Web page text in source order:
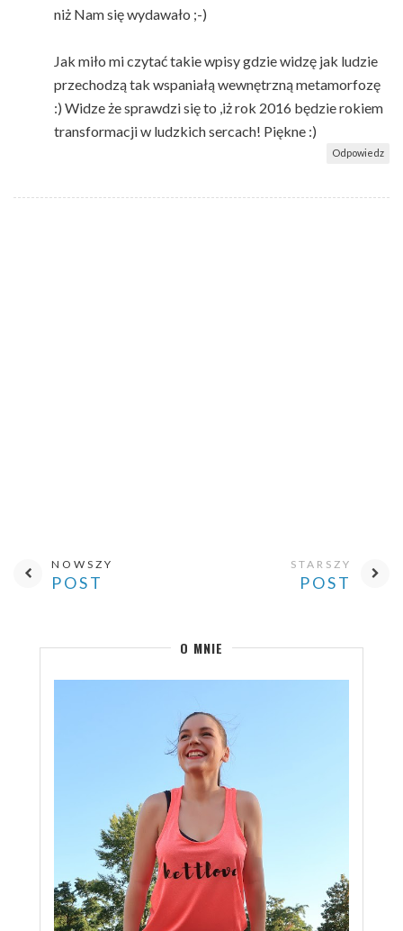
niż Nam się wydawało ;-)
Jak miło mi czytać takie wpisy gdzie widzę jak ludzie
przechodzą tak wspaniałą wewnętrzną metamorfozę
:) Widze że sprawdzi się to ,iż rok 2016 będzie rokiem
transformacji w ludzkich sercach! Piękne :)
Odpowiedz
NOWSZY
POST
STARSZY
POST
O MNIE